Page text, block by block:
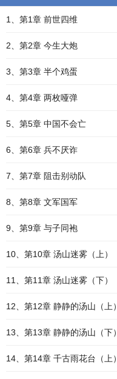
1、第1章 前世四维
2、第2章 今生大炮
3、第3章 半个鸡蛋
4、第4章 两枚哑弹
5、第5章 中国不会亡
6、第6章 兵不厌诈
7、第7章 阻击别动队
8、第8章 文军国军
9、第9章 与子同袍
10、第10章 汤山迷雾（上）
11、第11章 汤山迷雾（下）
12、第12章 静静的汤山（上）
13、第13章 静静的汤山（下）
14、第14章 千古雨花台（上）